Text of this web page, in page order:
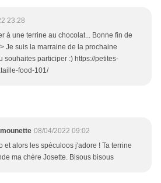
23:28
à une terrine au chocolat... Bonne fin de
Je suis la marraine de la prochaine
souhaites participer :) https://petites-
food-101/
08/04/2022 09:02
et alors les spéculoos j'adore ! Ta terrine
ma chère Josette. Bisous bisous